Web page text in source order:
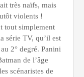
très naïfs, mais
violents !
tout simplement
série TV, qu’il est
2° degré. Panini
de l’âge
scénaristes de